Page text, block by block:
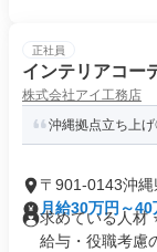
正社員
インテリアコー
株式会社アイ工務店
沖縄拠点立ち上
〒901-0143沖
月給30万円～40
求めている人材
給与・役職考慮